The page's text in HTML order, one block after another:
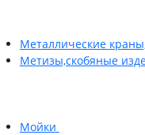
Металлические
Метизы,скобяные
Мойки